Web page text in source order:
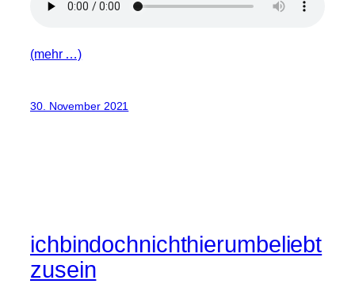
(mehr …)
30. November 2021
ichbindochnichthierumbeliebt
zusein